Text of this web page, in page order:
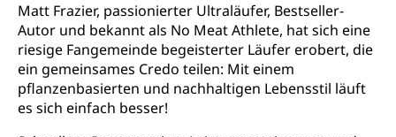
Matt Frazier, passionierter Ultraläufer, Bestseller-
Autor und bekannt als No Meat Athlete, hat sich eine
riesige Fangemeinde begeisterter Läufer erobert, die
ein gemeinsames Credo teilen: Mit einem
pflanzenbasierten und nachhaltigen Lebensstil läuft
es sich einfach besser!